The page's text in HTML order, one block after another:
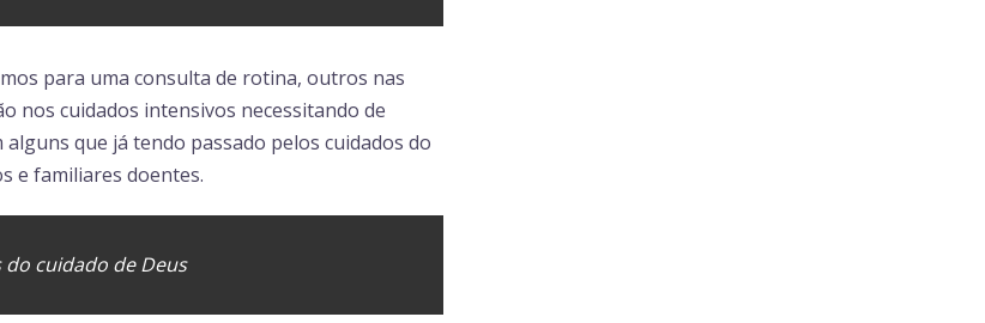
para uma consulta de rotina, outros nas
nos cuidados intensivos necessitando de
que já tendo passado pelos cuidados do
e familiares doentes.
do cuidado de Deus